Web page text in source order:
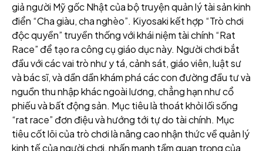
giả người Mỹ gốc Nhật của bộ truyện quản lý tài sản kinh
điển “Cha giàu, cha nghèo”. Kiyosaki kết hợp “Trò chơi
độc quyền” truyền thống với khái niệm tài chính “Rat
Race” để tạo ra công cụ giáo dục này. Người chơi bắt
đầu với các vai trò như y tá, cảnh sát, giáo viên, luật sư
và bác sĩ, và dần dần khám phá các con đường đầu tư và
nguồn thu nhập khác ngoài lương, chẳng hạn như cổ
phiếu và bất động sản. Mục tiêu là thoát khỏi lối sống
“rat race” đơn điệu và hướng tới tự do tài chính. Mục
tiêu cốt lõi của trò chơi là nâng cao nhận thức về quản lý
kinh tế của người chơi, nhấn mạnh tầm quan trọng của